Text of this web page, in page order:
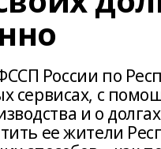
России по
сервисах, с
и о
ее жители